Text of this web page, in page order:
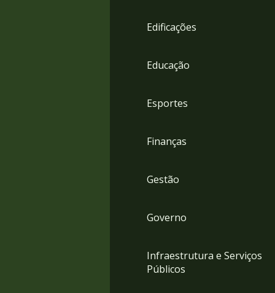
Edificações
Educação
Esportes
Finanças
Gestão
Governo
Infraestrutura e Serviços
Públicos